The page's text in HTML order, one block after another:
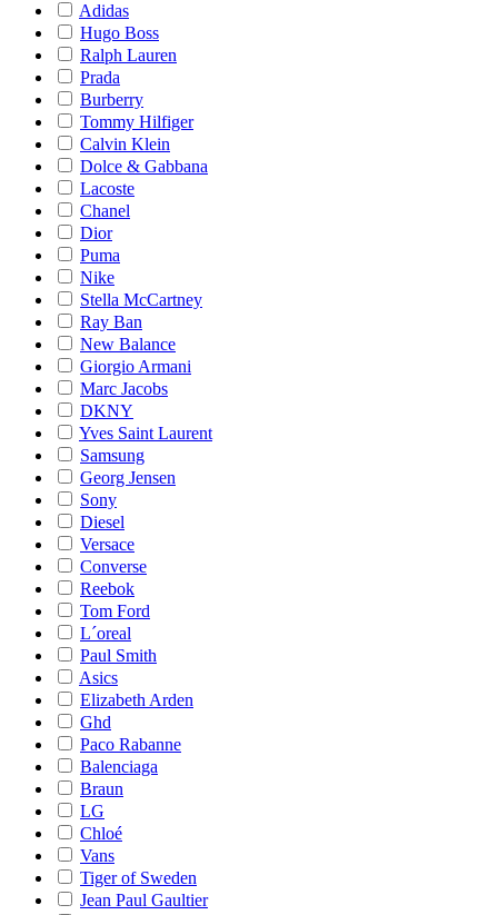
Adidas
Hugo Boss
Ralph Lauren
Prada
Burberry
Tommy Hilfiger
Calvin Klein
Dolce & Gabbana
Lacoste
Chanel
Dior
Puma
Nike
Stella McCartney
Ray Ban
New Balance
Giorgio Armani
Marc Jacobs
DKNY
Yves Saint Laurent
Samsung
Georg Jensen
Sony
Diesel
Versace
Converse
Reebok
Tom Ford
L´oreal
Paul Smith
Asics
Elizabeth Arden
Ghd
Paco Rabanne
Balenciaga
Braun
LG
Chloé
Vans
Tiger of Sweden
Jean Paul Gaultier